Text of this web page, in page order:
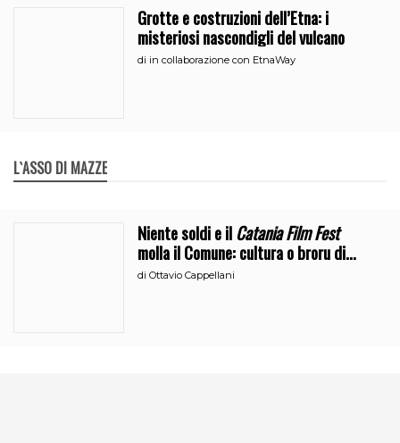
Grotte e costruzioni dell’Etna: i
misteriosi nascondigli del vulcano
di in collaborazione con EtnaWay
L`ASSO DI MAZZE
Niente soldi e ilCatania Film Fest
molla il Comune: cultura o broru di
ciciri?
diOttavio Cappellani